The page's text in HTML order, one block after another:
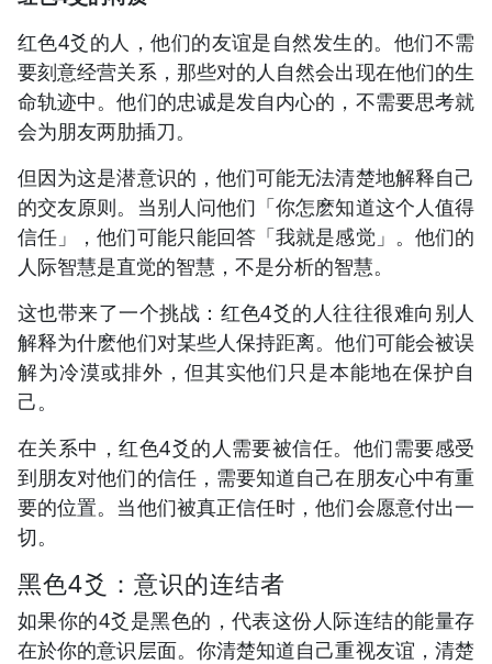
红色4爻的人，他们的友谊是自然发生的。他们不需
要刻意经营关系，那些对的人自然会出现在他们的生
命轨迹中。他们的忠诚是发自内心的，不需要思考就
会为朋友两肋插刀。
但因为这是潜意识的，他们可能无法清楚地解释自己
的交友原则。当别人问他们「你怎麽知道这个人值得
信任」，他们可能只能回答「我就是感觉」。他们的
人际智慧是直觉的智慧，不是分析的智慧。
这也带来了一个挑战：红色4爻的人往往很难向别人
解释为什麽他们对某些人保持距离。他们可能会被误
解为冷漠或排外，但其实他们只是本能地在保护自
己。
在关系中，红色4爻的人需要被信任。他们需要感受
到朋友对他们的信任，需要知道自己在朋友心中有重
要的位置。当他们被真正信任时，他们会愿意付出一
切。
黑色4爻：意识的连结者
如果你的4爻是黑色的，代表这份人际连结的能量存
在於你的意识层面。你清楚知道自己重视友谊，清楚